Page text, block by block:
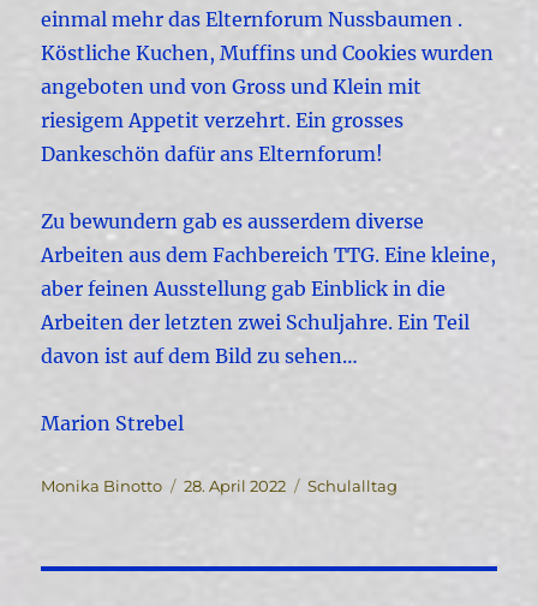
einmal mehr das Elternforum Nussbaumen .
Köstliche Kuchen, Muffins und Cookies wurden
angeboten und von Gross und Klein mit
riesigem Appetit verzehrt. Ein grosses
Dankeschön dafür ans Elternforum!
Zu bewundern gab es ausserdem diverse
Arbeiten aus dem Fachbereich TTG. Eine kleine,
aber feinen Ausstellung gab Einblick in die
Arbeiten der letzten zwei Schuljahre. Ein Teil
davon ist auf dem Bild zu sehen…
Marion Strebel
Autor
Monika Binotto
Veröffentlicht
28. April 2022 Kategorien
Schulalltag